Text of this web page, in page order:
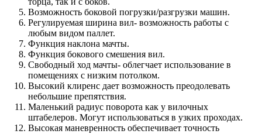
Возможность боковой погрузки/разгрузки машин.
Регулируемая ширина вил- возможность работы с
любым видом паллет.
Функция наклона мачты.
Функция бокового смешения вил.
Свободный ход мачты- облегчает использование в
помещениях с низким потолком.
Высокий клиренс дает возможность преодолевать
небольшие препятствия.
Маленький радиус поворота как у вилочных
штабелеров. Могут использоваться в узких проходах.
Высокая маневренность обеспечивает точность